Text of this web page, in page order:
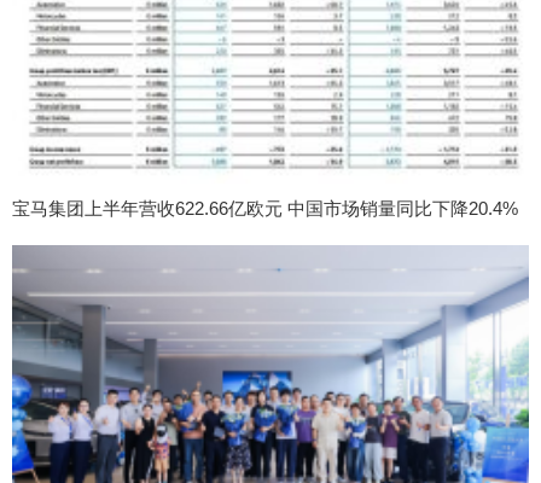
宝马集团上半年营收622.66亿欧元 中国市场销量同比下降20.4%